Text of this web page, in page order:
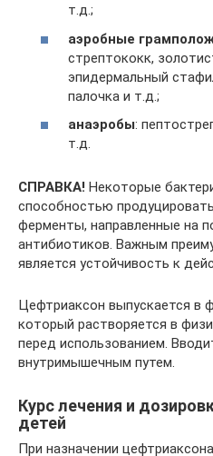
т.д.;
аэробные
стрептококк,
эпидермальный
палочка и т.д.;
анаэробы:
т.д.
СПРАВКА! Некоторые
способностью
ферменты, направленные на
антибиотиков. Важным
является устойчивость к
Цефтриаксон выпускается в
который растворяется в
перед использованием.
внутримышечным путем.
Курс лечения и
детей
При назначении